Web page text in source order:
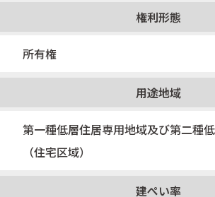
権利形態
所有権
用途地域
第一種低層住居専用地域及び第二種
（住宅区域）
建ぺい率